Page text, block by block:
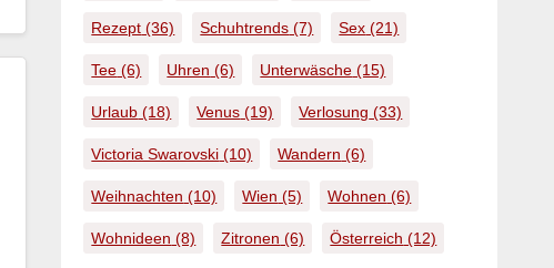
Rezept (36) Schuhtrends (7) Sex (21)
Tee (6) Uhren (6) Unterwäsche (15)
Urlaub (18) Venus (19) Verlosung (33)
Victoria Swarovski (10) Wandern (6)
Weihnachten (10) Wien (5) Wohnen (6)
Wohnideen (8) Zitronen (6) Österreich (12)